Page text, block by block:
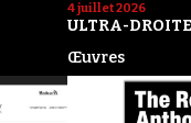
4 juillet 2026
ULTRA-DROITE
Œuvres